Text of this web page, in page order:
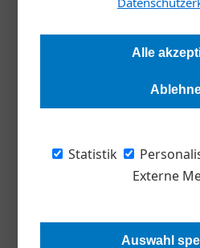
Alle
Statistik
Externe
Auswahl
Ein Urteil des Gerichts der
Wind in den Vorsteuerabzug und
rechtzeitige
Recht auf Steuerentlastung. Das
Liquiditätsspielräume und zwingt